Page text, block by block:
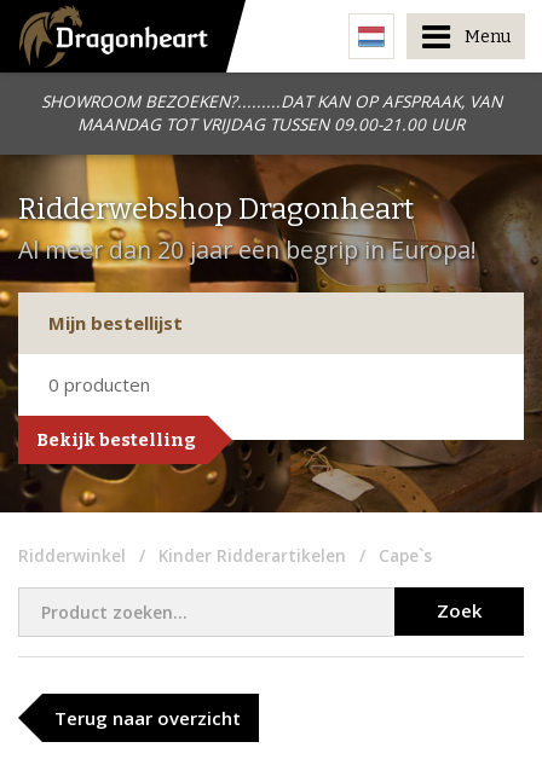
SHOWROOM BEZOEKEN?.........DAT KAN OP AFSPRAAK, VAN
MAANDAG TOT VRIJDAG TUSSEN 09.00-21.00 UUR
Menu
Ridderwebshop Dragonheart
Al meer dan 20 jaar een begrip in Europa!
Mijn bestellijst
0 producten
Bekijk bestelling
Ridderwinkel Kinder Ridderartikelen Cape`s
Zoek
Terug naar overzicht